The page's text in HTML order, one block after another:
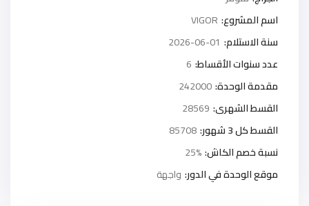
اسم المشروع: VIGOR
سنة الاستلام: 2026-06-01
عدد سنوات الأقساط: 6
مقدمة الوحدة:242000
القسط الشهرى: 28569
القسط كل 3 شهور:
85708
نسبة خصم الكاش:25%
موقع الوحدة في الدور: واجهة